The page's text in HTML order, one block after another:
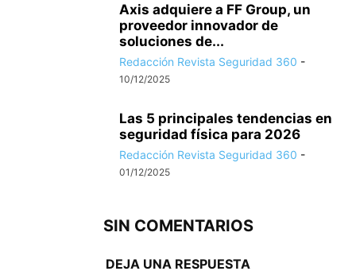
Axis adquiere a FF Group, un
proveedor innovador de
soluciones de...
Redacción Revista Seguridad 360 -
10/12/2025
Las 5 principales tendencias en
seguridad física para 2026
Redacción Revista Seguridad 360 -
01/12/2025
SIN COMENTARIOS
DEJA UNA RESPUESTA